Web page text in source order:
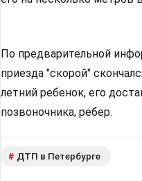
По предварительной
приезда "скорой"
летний ребенок, его
позвоночника, ребер.
# ДТП в Петербурге